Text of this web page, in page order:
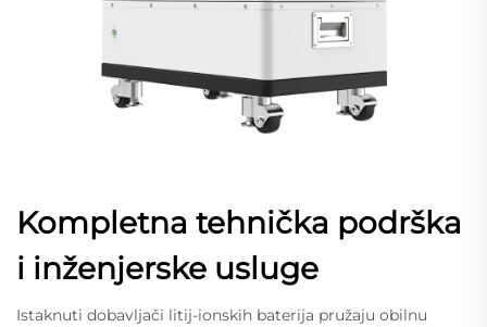
Kompletna tehnička podrška
i inženjerske usluge
Istaknuti dobavljači litij-ionskih baterija pružaju obilnu